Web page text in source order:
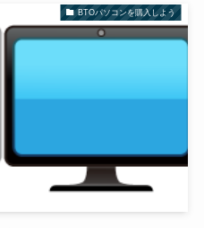
BTOパソコンを購入しよう